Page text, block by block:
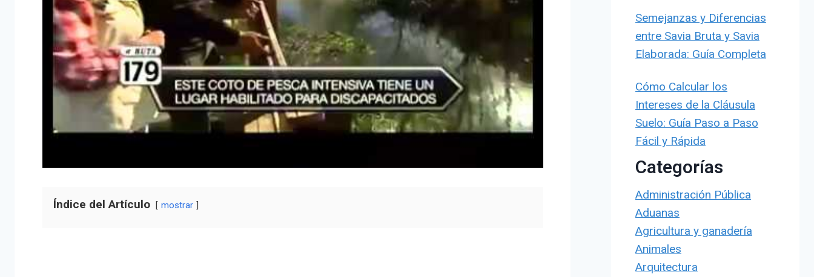
Índice del Artículo mostrar
Semejanzas y Diferencias
entre Savia Bruta y Savia
Elaborada: Guía Completa
Cómo Calcular los
Intereses de la Cláusula
Suelo: Guía Paso a Paso
Fácil y Rápida
Categorías
Administración Pública
Aduanas
Agricultura y ganadería
Animales
Arquitectura